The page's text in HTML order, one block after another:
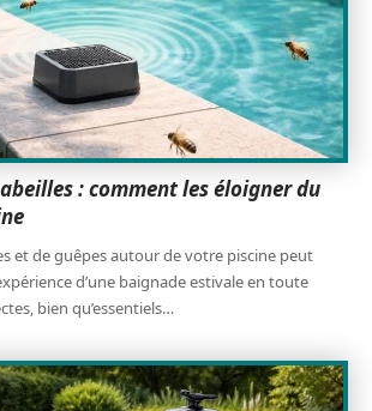
: comment les éloigner du
et de guêpes autour de votre piscine peut
d’une baignade estivale en toute
bien qu’essentiels…